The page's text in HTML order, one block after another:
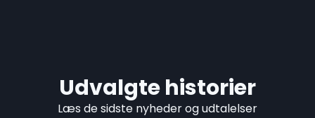
Udvalgte historier
Læs de sidste nyheder og udtalelser